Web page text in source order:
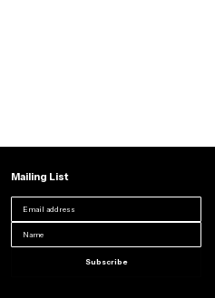
Mailing List
Subscribe